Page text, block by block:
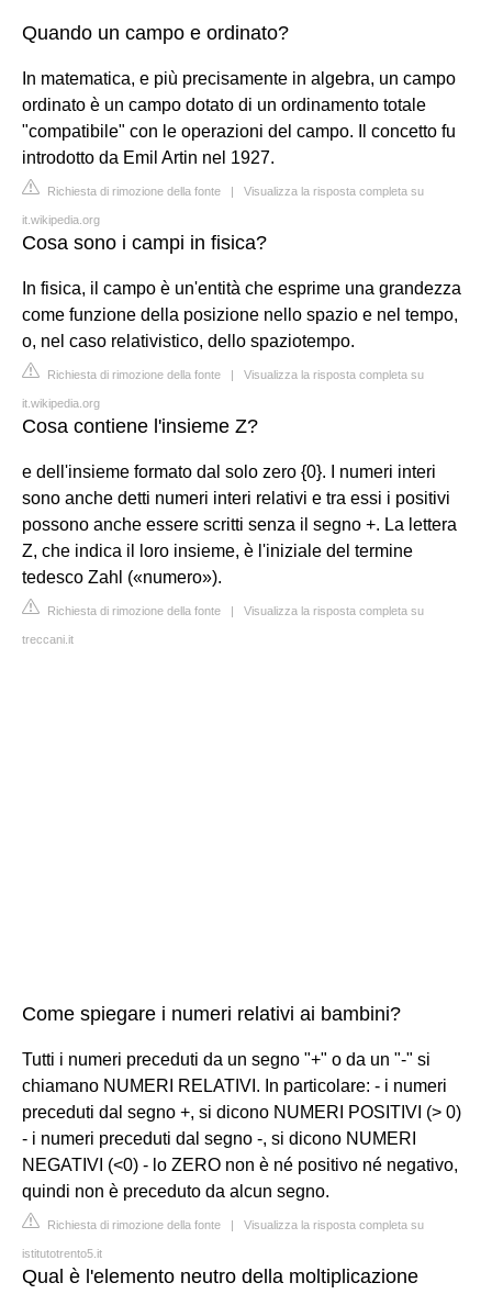
Quando un campo e ordinato?
In matematica, e più precisamente in algebra, un campo
ordinato è un campo dotato di un ordinamento totale
"compatibile" con le operazioni del campo. Il concetto fu
introdotto da Emil Artin nel 1927.
Richiesta di rimozione della fonte | Visualizza la risposta completa su
it.wikipedia.org
Cosa sono i campi in fisica?
In fisica, il campo è un'entità che esprime una grandezza
come funzione della posizione nello spazio e nel tempo,
o, nel caso relativistico, dello spaziotempo.
Richiesta di rimozione della fonte | Visualizza la risposta completa su
it.wikipedia.org
Cosa contiene l'insieme Z?
e dell'insieme formato dal solo zero {0}. I numeri interi
sono anche detti numeri interi relativi e tra essi i positivi
possono anche essere scritti senza il segno +. La lettera
Z, che indica il loro insieme, è l'iniziale del termine
tedesco Zahl («numero»).
Richiesta di rimozione della fonte | Visualizza la risposta completa su
treccani.it
Come spiegare i numeri relativi ai bambini?
Tutti i numeri preceduti da un segno "+" o da un "-" si
chiamano NUMERI RELATIVI. In particolare: - i numeri
preceduti dal segno +, si dicono NUMERI POSITIVI (> 0)
- i numeri preceduti dal segno -, si dicono NUMERI
NEGATIVI (<0) - lo ZERO non è né positivo né negativo,
quindi non è preceduto da alcun segno.
Richiesta di rimozione della fonte | Visualizza la risposta completa su
istitutotrento5.it
Qual è l'elemento neutro della moltiplicazione